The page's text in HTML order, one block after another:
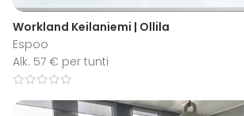
Workland Keilaniemi | Ollila
Espoo
Alk. 57 € per tunti